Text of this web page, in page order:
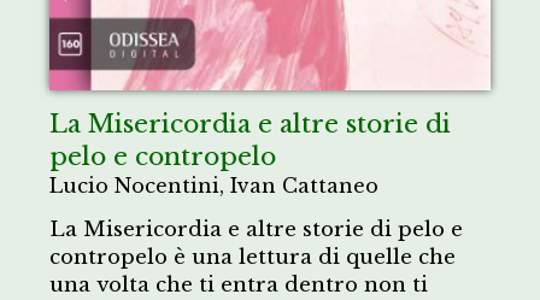
La Misericordia e altre storie di
pelo e contropelo
Lucio Nocentini, Ivan Cattaneo
La Misericordia e altre storie di pelo e
contropelo è una lettura di quelle che
una volta che ti entra dentro non ti